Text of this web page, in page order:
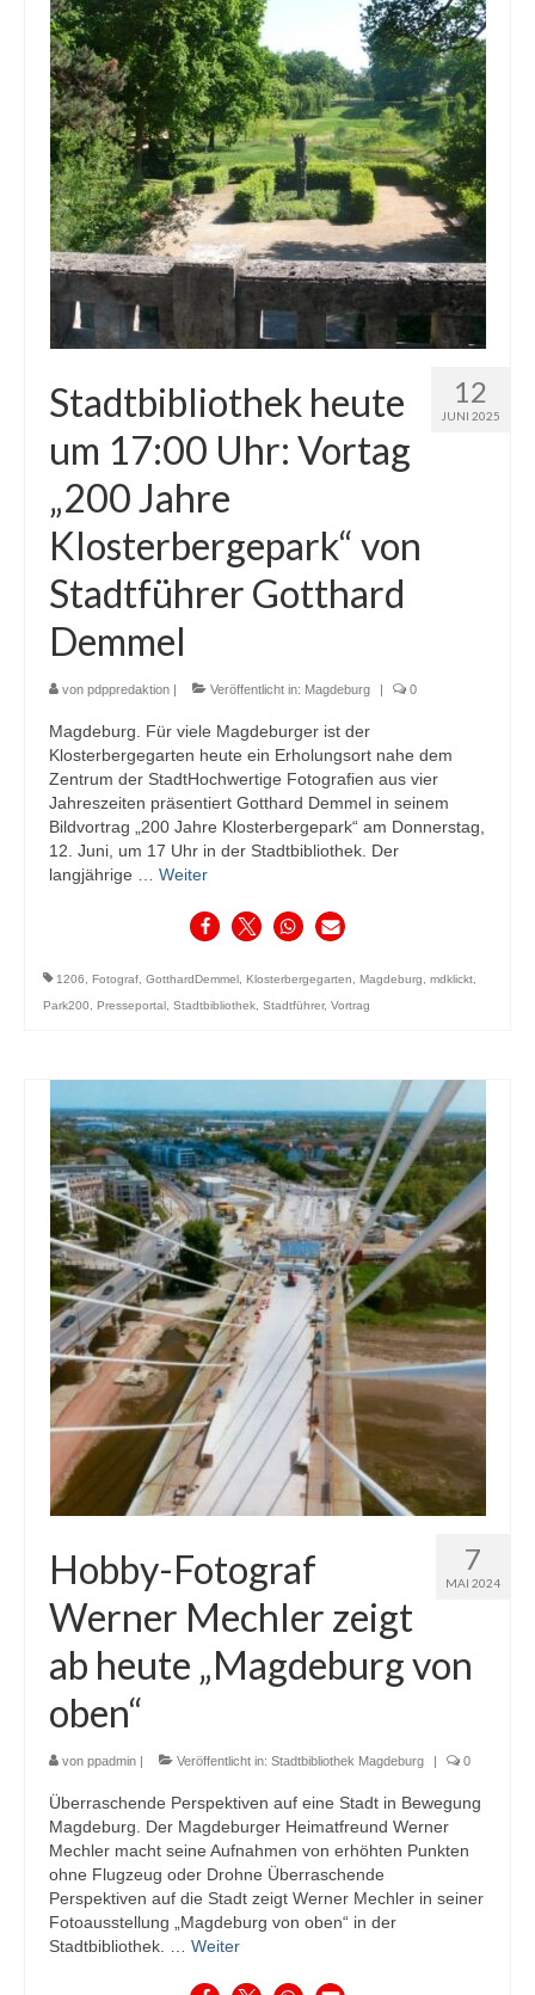
12
JUNI 2025
Stadtbibliothek heute
um 17:00 Uhr: Vortag
„200 Jahre
Klosterbergepark“ von
Stadtführer Gotthard
Demmel
von pdppredaktion Veröffentlicht in: Magdeburg 0
Magdeburg. Für viele Magdeburger ist der
Klosterbergegarten heute ein Erholungsort nahe dem
Zentrum der StadtHochwertige Fotografien aus vier
Jahreszeiten präsentiert Gotthard Demmel in seinem
Bildvortrag „200 Jahre Klosterbergepark“ am Donnerstag,
12. Juni, um 17 Uhr in der Stadtbibliothek. Der
langjährige … Weiter
1206, Fotograf, GotthardDemmel , Klosterbergegarten, Magdeburg, mdklickt,
Park200, Presseportal , Stadtbibliothek, Stadtführer, Vortrag
7
MAI 2024
Hobby-Fotograf
Werner Mechler zeigt
ab heute „Magdeburg von
oben“
von ppadmin Veröffentlicht in: Stadtbibliothek Magdeburg 0
Überraschende Perspektiven auf eine Stadt in Bewegung
Magdeburg. Der Magdeburger Heimatfreund Werner
Mechler macht seine Aufnahmen von erhöhten Punkten
ohne Flugzeug oder Drohne Überraschende
Perspektiven auf die Stadt zeigt Werner Mechler in seiner
Fotoausstellung „Magdeburg von oben“ in der
Stadtbibliothek. … Weiter